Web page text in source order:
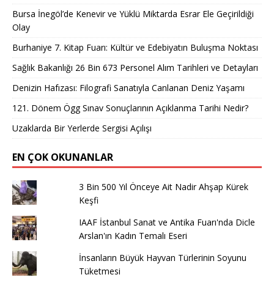
Bursa İnegöl’de Kenevir ve Yüklü Miktarda Esrar Ele Geçirildiği
Olay
Burhaniye 7. Kitap Fuarı: Kültür ve Edebiyatın Buluşma Noktası
Sağlık Bakanlığı 26 Bin 673 Personel Alım Tarihleri ve Detayları
Denizin Hafızası: Filografi Sanatıyla Canlanan Deniz Yaşamı
121. Dönem Ögg Sınav Sonuçlarının Açıklanma Tarihi Nedir?
Uzaklarda Bir Yerlerde Sergisi Açılışı
EN ÇOK OKUNANLAR
3 Bin 500 Yıl Önceye Ait Nadir Ahşap Kürek
Keşfi
IAAF İstanbul Sanat ve Antika Fuarı'nda Dicle
Arslan'ın Kadın Temalı Eseri
İnsanların Büyük Hayvan Türlerinin Soyunu
Tüketmesi